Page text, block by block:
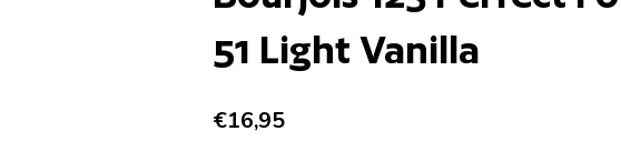
51 Light Vanilla
Regulärer Preis
€16,95